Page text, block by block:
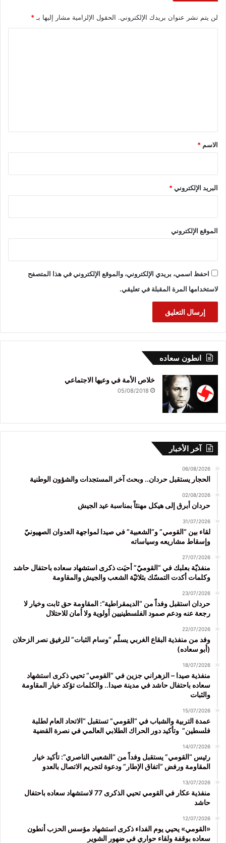
لن يتم نشر عنوان بريدك الإلكتروني. الحقول الإلزامية مشار إليها بـ *
*
الاسم *
البريد الإلكتروني*
الموقع الإلكتروني
احفظ اسمي، بريدي الإلكتروني، والموقع الإلكتروني في هذا المتصفح
لاستخدامها المرة المقبلة في تعليقي.
انطون سعاده
خلاص الأمة في وعيها الاجتماعي
05/08/2018
آخر الأخبار
06/08/2026
الحجار يستقبل حردان.. وبحث آخر المستجدات والشؤون الوطنية
02/08/2026
حردان أبرق إلى هيكل مهنئاً بمناسبة عيد الجيش
31/07/2026
لقاء بين “القومي” و”الشعبية” في صيدا لمواجهة العدوان الصهيونيّ
وإسقاط مشاريعه وسياساته
27/07/2026
منفذيّة بعلبك في “القوميّ” أحيَت ذكرى استشهاد سعاده باحتفال حاشد
وكلمات أكدت التمسّك بثلاثيّة الشعب والجيش والمقاومة
23/07/2026
حردان استقبل وفداً من “الديمقراطية”: المقاومة حق ثابت وخيار لا
رجعة عنه ودعم صمود الفلسطينيين أولوية ولا أمان للاحتلال
22/07/2026
وفد من منفذية البقاع الغربي يسلّم “وسام الثبات” للرفيق نصر الزحلان
(أبو سعاده)
18/07/2026
منفذية صيدا – الزهراني جزين في “القومي” تحيي ذكرى استشهاد
سعاده باحتفال حاشد في مدينة صيدا.. والكلمات تؤكد خيار المقاومة
والثبات
15/07/2026
عمدة التربية والشباب في “القومي” تستقبل “الاتحاد العام لطلبة
فلسطين” وتأكيد دور الحراك الطلابي العالمي في نصرة القضية
14/07/2026
رئيس “القومي” يستقبل وفداً من “الشعبي الناصري”: تأكيد خيار
المقاومة ورفض “اتفاق الإطار” ودعوة لتجريم الاتصال بالعدو
13/07/2026
منفذية عكار في القومي تحيي الذكرى 77 لاستشهاد سعاده باحتفال
حاشد
12/07/2026
«القومي» يحيي يوم الفداء ذكرى استشهاد مؤسس الحزب أنطون
سعاده بوقفة ولقاء حواري في ضهور الشوير